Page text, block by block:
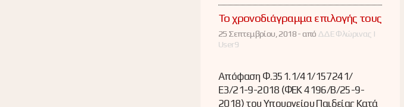
Το χρονοδιάγραμμα επιλογής τους
25 Σεπτεμβρίου, 2018 -από ΔΔΕ Φλώρινας |
User9
Απόφαση Φ.351.1/41/157241/
Ε3/21-9-2018 (ΦΕΚ 4196/Β/25-9-
2018) του Υπουργείου Παιδείας Κατά